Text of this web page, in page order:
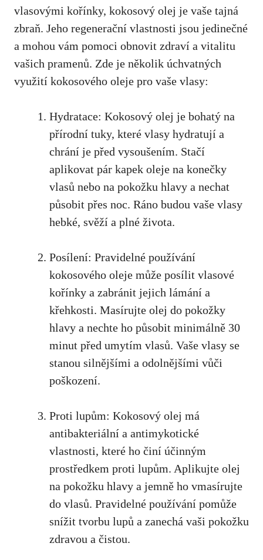
vlasovými kořínky, kokosový olej je vaše tajná
zbraň. Jeho regenerační vlastnosti jsou jedinečné
a mohou vám pomoci obnovit zdraví a vitalitu
vašich pramenů. Zde je několik úchvatných
využití kokosového oleje pro vaše vlasy:
Hydratace: Kokosový olej je bohatý na
přírodní tuky, které vlasy hydratují a
chrání je před vysoušením. Stačí
aplikovat pár kapek oleje na konečky
vlasů nebo na pokožku hlavy a nechat
působit přes noc. Ráno budou vaše vlasy
hebké, svěží a plné života.
Posílení: Pravidelné používání
kokosového oleje může posílit vlasové
kořínky a zabránit jejich lámání a
křehkosti. Masírujte olej do pokožky
hlavy a nechte ho působit minimálně 30
minut před umytím vlasů. Vaše vlasy se
stanou silnějšími a odolnějšími vůči
poškození.
Proti lupům: Kokosový olej má
antibakteriální a antimykotické
vlastnosti, které ho činí účinným
prostředkem proti lupům. Aplikujte olej
na pokožku hlavy a jemně ho vmasírujte
do vlasů. Pravidelné používání pomůže
snížit tvorbu lupů a zanechá vaši pokožku
zdravou a čistou.